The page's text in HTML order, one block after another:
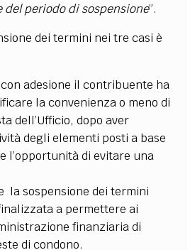
periodo di sospensione”.
dei termini nei tre casi è
adesione il contribuente ha
la convenienza o meno di
dell’Ufficio, dopo aver
degli elementi posti a base
l’opportunità di evitare una
la sospensione dei termini
a permettere ai
finanziaria di
di condono.